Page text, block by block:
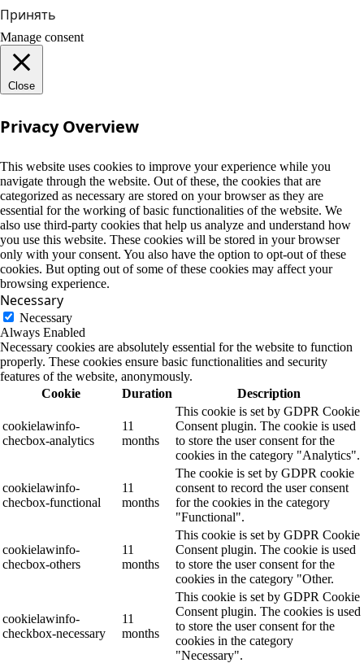
Принять
Manage consent
Close
Privacy Overview
This website uses cookies to improve your experience while you
navigate through the website. Out of these, the cookies that are
categorized as necessary are stored on your browser as they are
essential for the working of basic functionalities of the website. We
also use third-party cookies that help us analyze and understand how
you use this website. These cookies will be stored in your browser
only with your consent. You also have the option to opt-out of these
cookies. But opting out of some of these cookies may affect your
browsing experience.
Necessary
Necessary
Always Enabled
Necessary cookies are absolutely essential for the website to function
properly. These cookies ensure basic functionalities and security
features of the website, anonymously.
Cookie
Duration Description
cookielawinfo-
checbox-analytics
11
months
This cookie is set by GDPR Cookie
Consent plugin. The cookie is used
to store the user consent for the
cookies in the category "Analytics".
cookielawinfo-
checbox-functional
11
months
The cookie is set by GDPR cookie
consent to record the user consent
for the cookies in the category
"Functional".
cookielawinfo-
checbox-others
11
months
This cookie is set by GDPR Cookie
Consent plugin. The cookie is used
to store the user consent for the
cookies in the category "Other.
cookielawinfo-
checkbox-necessary
11
months
This cookie is set by GDPR Cookie
Consent plugin. The cookies is used
to store the user consent for the
cookies in the category
"Necessary".